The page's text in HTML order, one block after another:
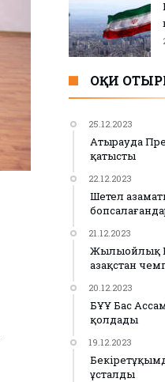
ОҚИ
25.12.2023
Атырауда
қатысты
22.12.2023
Шетел
21.12.2023
Жылыойлық
Қазақстан
20.12.2023
БҰҰ Бас
қолдады
19.12.2023
ұсталды